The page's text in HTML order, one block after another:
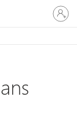
vous
à
compte